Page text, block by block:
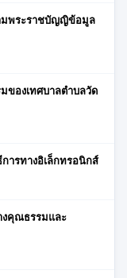
มพระราชบัญญิข้อมูล
ของเทศบาลตำบลวัด
ารทางอิเล็กทรอนิกส์
งคุณธรรมและ